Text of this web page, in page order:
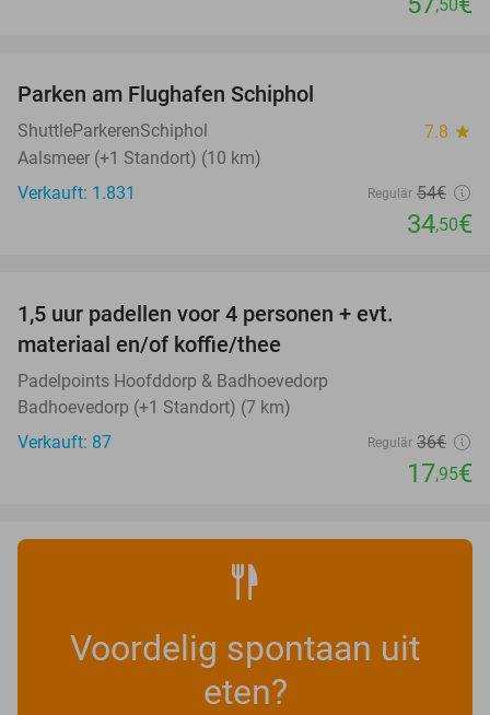
,50
Parken am Flughafen Schiphol
ShuttleParkerenSchiphol 7.8 star
Aalsmeer (+1 Standort) (10 km)
Verkauft: 1.831
Regulär 54€
34,50€
1,5 uur padellen voor 4 personen + evt.
materiaal en/of koffie/thee
Padelpoints Hoofddorp & Badhoevedorp
Badhoevedorp (+1 Standort) (7 km)
Verkauft: 87
Regulär 36€
17,95€
Voordelig spontaan uit
eten?